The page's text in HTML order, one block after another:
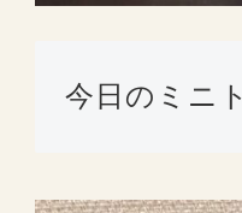
今日のミニ